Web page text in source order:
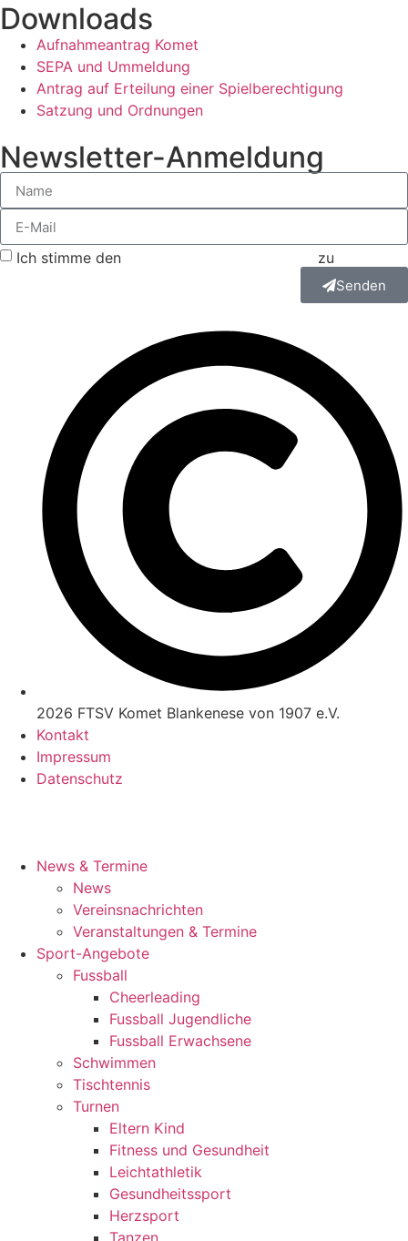
Downloads
Aufnahmeantrag Komet
SEPA und Ummeldung
Antrag auf Erteilung einer Spielberechtigung
Satzung und Ordnungen
Newsletter-Anmeldung
Ich stimme den zu
Senden
2026 FTSV Komet Blankenese von 1907 e.V.
Kontakt
Impressum
Datenschutz
News & Termine
News
Vereinsnachrichten
Veranstaltungen & Termine
Sport-Angebote
Fussball
Cheerleading
Fussball Jugendliche
Fussball Erwachsene
Schwimmen
Tischtennis
Turnen
Eltern Kind
Fitness und Gesundheit
Leichtathletik
Gesundheitssport
Herzsport